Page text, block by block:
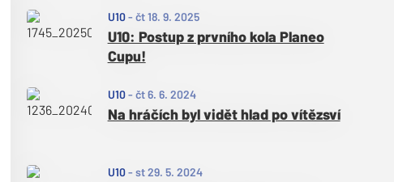
U10- čt 18. 9. 2025
U10: Postup z prvního kola Planeo
Cupu!
U10- čt 6. 6. 2024
Na hráčích byl vidět hlad po vítězsví
U10- st 29. 5. 2024